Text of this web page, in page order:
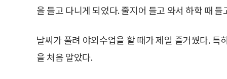
을 들고 다니게 되었다. 줄지어 들고 와서 하학 때
날씨가 풀려 야외수업을 할 때가 제일 즐거웠다.
을 처음 알았다.